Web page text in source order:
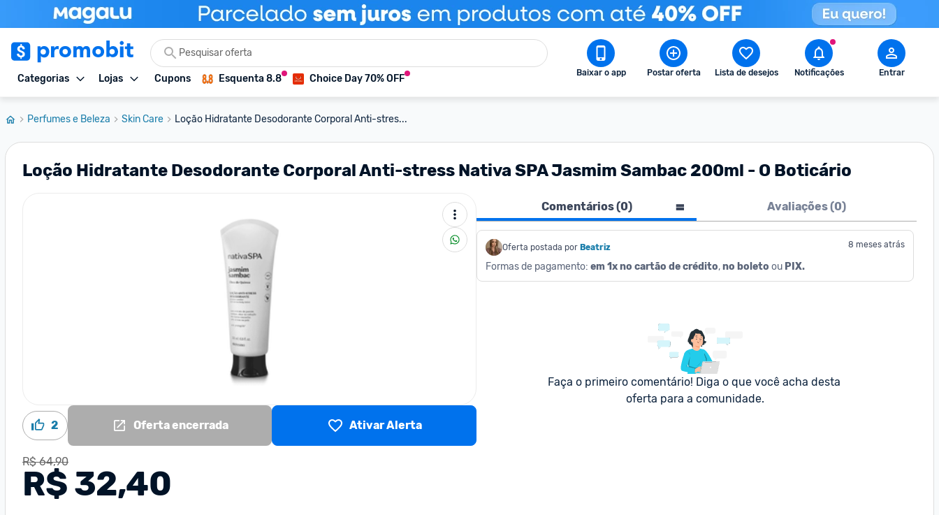
Categorias Lojas Cupons Esquenta 8.8 Choice Day 70% OFF Baixar o app Postar oferta Lista de desejos Notificações Entrar
Perfumes e Beleza Skin Care Loção Hidratante Desodorante Corporal Anti-stres...
Loção Hidratante Desodorante Corporal Anti-stress Nativa SPA Jasmim Sambac 200ml - O Boticário
2 Oferta encerrada Ativar Alerta
R$ 64,90
R$ 32,40
Comentários (0) Avaliações (0)
Oferta postada por Beatriz 8 meses atrás
Formas de pagamento: em 1x no cartão de crédito, no boleto ou PIX.
Faça o primeiro comentário! Diga o que você acha desta
oferta para a comunidade.